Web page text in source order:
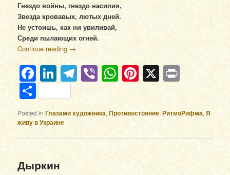
Гнездо войны, гнездо насилия,
Звезда кровавых, лютых дней.
Не устоишь, как ни увиливай,
Среди пылающих огней.
Continue reading →
Facebook
LinkedIn
Telegram
ViberWhatsApp
Pinterest
X
Отправить
Posted in Глазами художника,Противостояние,РитмоРифма,Я
живу в Украине
Дыркин